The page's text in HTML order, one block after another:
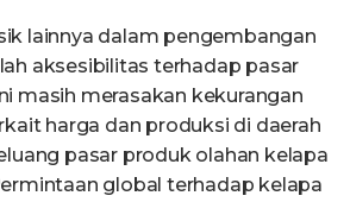
lainnya dalam pengembangan
aksesibilitas terhadap pasar
masih merasakan kekurangan
harga dan produksi di daerah
pasar produk olahan kelapa
global terhadap kelapa